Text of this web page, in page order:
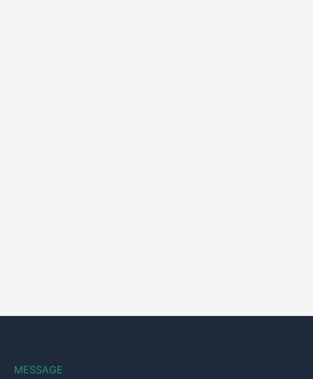
MESSAGE